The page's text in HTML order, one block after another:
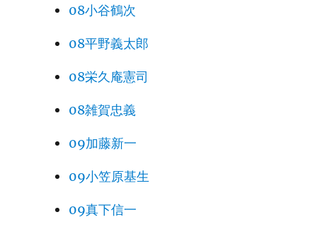
08小谷鶴次
08平野義太郎
08栄久庵憲司
08雑賀忠義
09加藤新一
09小笠原基生
09真下信一